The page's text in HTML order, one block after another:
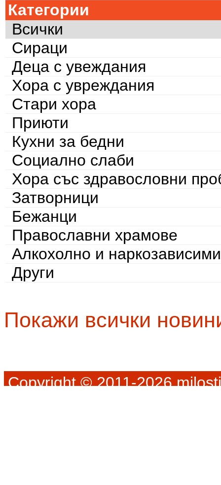
Категории
Всички
Сираци
Деца с увеждания
Хора с увреждания
Стари хора
Приюти
Кухни за бедни
Социално слаби
Хора със здравословни
Затворници
Бежанци
Православни храмове
Алкохолно и наркозависими
Други
Покажи всички
Copyright © 2011-2026